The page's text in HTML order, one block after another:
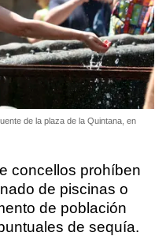
de la plaza de la Quintana, en
concellos prohíben
de piscinas o
de población
de sequía.